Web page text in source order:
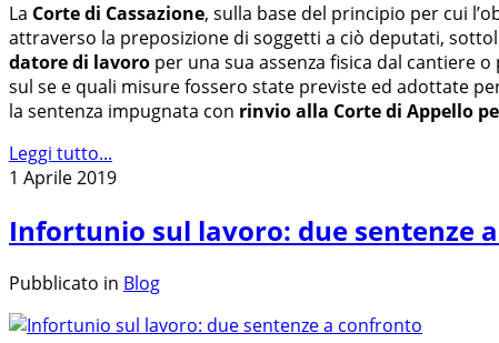
La Corte di Cassazione, sulla base del principio per cui
attraverso la preposizione di soggetti a ciò deputati,
datore di lavoro per una sua assenza fisica dal cantiere
sul se e quali misure fossero state previste ed adottate
la sentenza impugnata con rinvio alla Corte di Appello
Leggi tutto...
1 Aprile 2019
Infortunio sul lavoro: due sentenze
Pubblicato in Blog